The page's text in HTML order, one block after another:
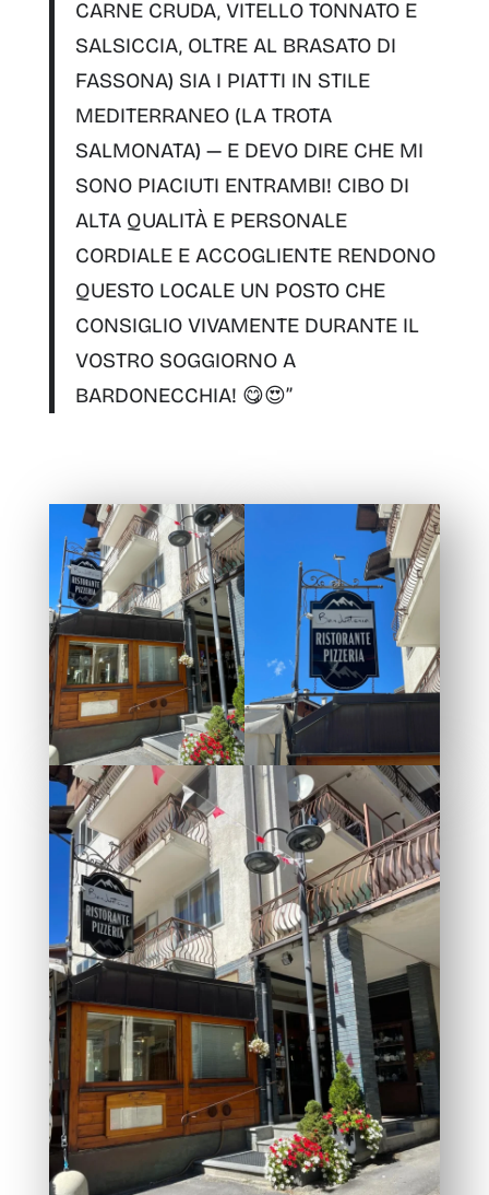
CARNE CRUDA, VITELLO TONNATO E
SALSICCIA, OLTRE AL BRASATO DI
FASSONA) SIA I PIATTI IN STILE
MEDITERRANEO(LA TROTA
SALMONATA) — E DEVO DIRE CHE MI
SONO PIACIUTI ENTRAMBI! CIBO DI
ALTA QUALITÀE PERSONALE
CORDIALE E ACCOGLIENTERENDONO
QUESTO LOCALE UN POSTO CHE
CONSIGLIO VIVAMENTE DURANTE IL
VOSTRO SOGGIORNO A
BARDONECCHIA! 😋😍”